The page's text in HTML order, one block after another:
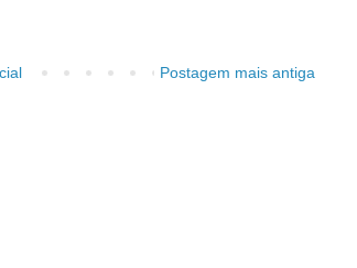
Postagem mais antiga